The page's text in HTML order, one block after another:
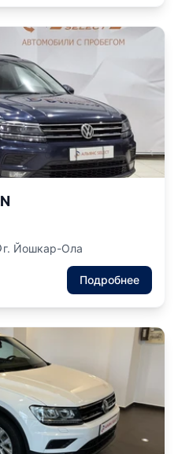
г. Йошкар-Ола
Подробнее